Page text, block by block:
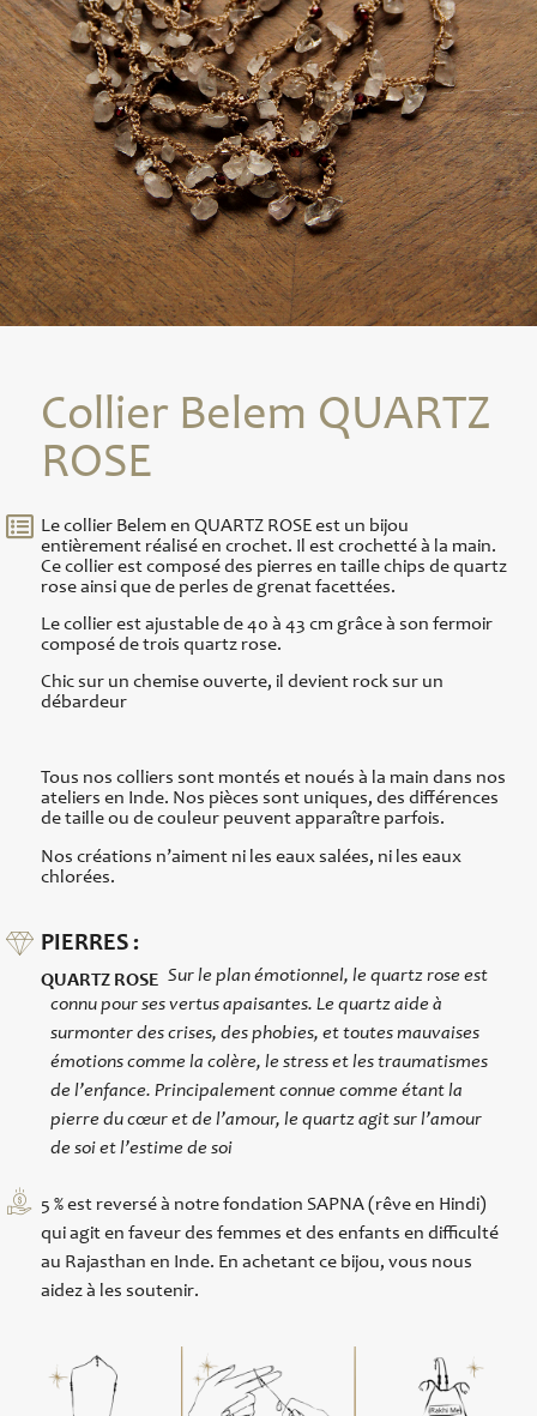
Collier Belem QUARTZ
ROSE
Le collier Belem en QUARTZ ROSE est un bijou
entièrement réalisé en crochet. Il est crochetté à la main.
Ce collier est composé des pierres en taille chips de quartz
rose ainsi que de perles de grenat facettées.
Le collier est ajustable de 40 à 43 cm grâce à son fermoir
composé de trois quartz rose.
Chic sur un chemise ouverte, il devient rock sur un
débardeur
Tous nos colliers sont montés et noués à la main dans nos
ateliers en Inde. Nos pièces sont uniques, des différences
de taille ou de couleur peuvent apparaître parfois.
Nos créations n’aiment ni les eaux salées, ni les eaux
chlorées.
PIERRES :
QUARTZ ROSE Sur le plan émotionnel, le quartz rose est
connu pour ses vertus apaisantes. Le quartz aide à
surmonter des crises, des phobies, et toutes mauvaises
émotions comme la colère, le stress et les traumatismes
de l’enfance. Principalement connue comme étant la
pierre du cœur et de l’amour, le quartz agit sur l’amour
de soi et l’estime de soi
5 % est reversé à notre fondation SAPNA (rêve en Hindi)
qui agit en faveur des femmes et des enfants en difficulté
au Rajasthan en Inde. En achetant ce bijou, vous nous
aidez à les soutenir.